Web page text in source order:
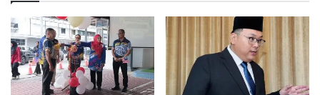
a
n
d
a
n
0
0
0
P
e
r